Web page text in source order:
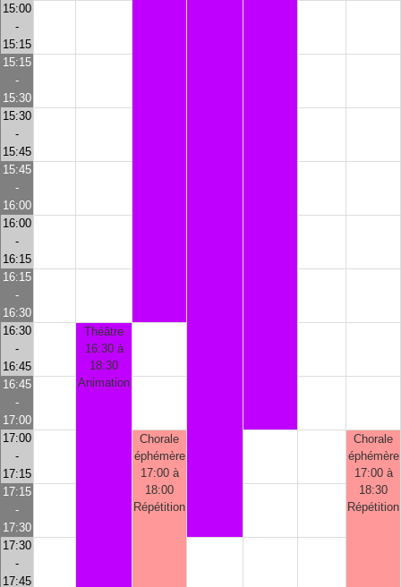
15:00
-
15:15
15:15
-
15:30
15:30
-
15:45
15:45
-
16:00
16:00
-
16:15
16:15
-
16:30
16:30
-
16:45
Théâtre
16:30 à
18:30
Animation
16:45
-
17:00
17:00
-
17:15
Chorale
éphémère
17:00 à
18:00
Répétition
Chorale
éphémère
17:00 à
18:30
Répétition
17:15
-
17:30
17:30
-
17:45